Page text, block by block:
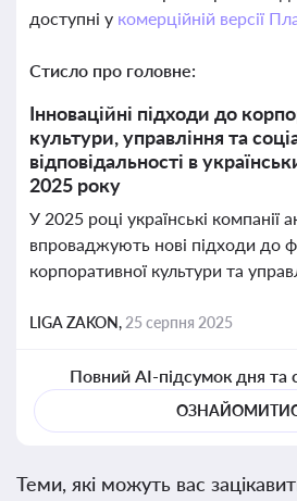
доступні у комерційній версії
Стисло про головне:
Інноваційні підходи до
культури, управління та
відповідальності в
2025 року
У 2025 році українські компанії
впроваджують нові підходи до
корпоративної культури та
LIGA ZAKON, 25 серпня 2025
Повний AI-підсумок дня та
Теми, які можуть вас